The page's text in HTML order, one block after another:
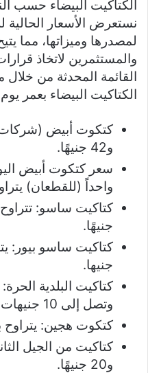
الكتاكيت البيضاء حسب
نستعرض الأسعار الحالية
لمصدرها وميزاتها، مما
والمستثمرين لاتخاذ
القائمة المحدثة من خلال
الكتاكيت البيضاء بعمر
و42 جنيهًا.
سعر كتكوت أبيض
واحداً (للقطعان) يتراوح بين 32
جنيهًا.
جنيها.
وتصل إلى 10 جنيهات.
كتكوت هجين: يتراوح بين 17 و18
و20 جنيهًا.